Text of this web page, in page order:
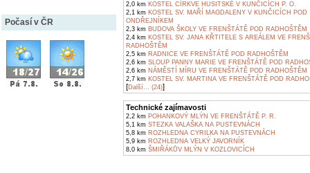
Počasí v ČR
2,0 km KOSTEL CÍRKVE HUSITSKÉ V KUNČICÍCH P. O.
2,1 km KOSTEL SV. MAŘÍ MAGDALENY V KUNČICÍCH POD
ONDŘEJNÍKEM
2,3 km BUDOVA ŠKOLY VE FRENŠTÁTĚ POD RADHOŠTĚM
2,4 km KOSTEL SV. JANA KŘTITELE S AREÁLEM VE
RADHOŠTĚM
2,5 km RADNICE VE FRENŠTÁTĚ POD RADHOŠTĚM
2,6 km SLOUP PANNY MARIE VE FRENŠTÁTĚ POD
2,6 km NÁMĚSTÍ MÍRU VE FRENŠTÁTĚ POD RADHOŠTĚM
2,7 km KOSTEL SV. MARTINA VE FRENŠTÁTĚ POD
[Další... (24)]
Technické zajímavosti
2,2 km POHANKOVÝ MLÝN VE FRENŠTÁTĚ P. R.
5,1 km STEZKA VALAŠKA NA PUSTEVNÁCH
5,8 km ROZHLEDNA CYRILKA NA PUSTEVNÁCH
5,9 km ROZHLEDNA VELKÝ JAVORNÍK
8,0 km ŠMIŘÁKŮV MLÝN V KOZLOVICÍCH